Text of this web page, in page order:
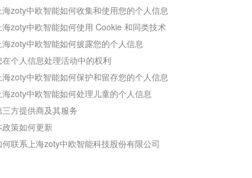
海zoty中欧智能如何收集和使用您的个人信息
zoty中欧智能如何使用 Cookie 和同类技术
zoty中欧智能如何披露您的个人信息
个人信息处理活动中的权利
zoty中欧智能如何保护和留存您的个人信息
zoty中欧智能如何处理儿童的个人信息
方提供商及其服务
策如何更新
联系上海zoty中欧智能科技股份有限公司